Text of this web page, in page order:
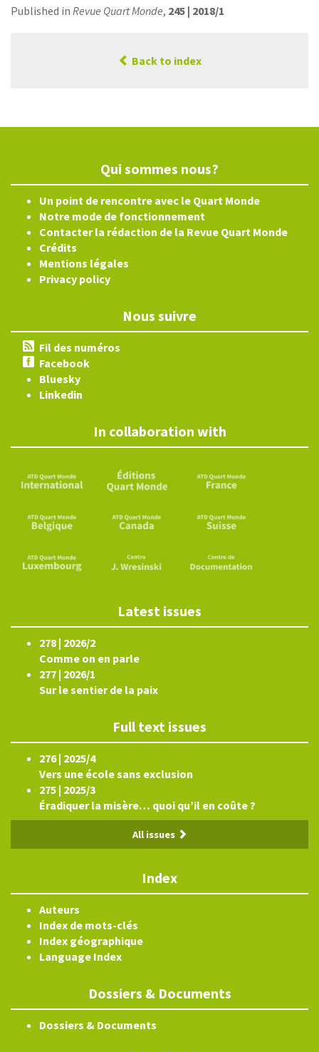
Published in Revue Quart Monde, 245 | 2018/1
Back to index
Qui sommes nous?
Un point de rencontre avec le Quart Monde
Notre mode de fonctionnement
Contacter la rédaction de la Revue Quart Monde
Crédits
Mentions légales
Privacy policy
Nous suivre
Fil des numéros
Facebook
Bluesky
Linkedin
In collaboration with
Latest issues
278 | 2026/2
Comme on en parle
277 | 2026/1
Sur le sentier de la paix
Full text issues
276 | 2025/4
Vers une école sans exclusion
275 | 2025/3
Éradiquer la misère… quoi qu’il en coûte ?
All issues
Index
Auteurs
Index de mots-clés
Index géographique
Language Index
Dossiers & Documents
Dossiers & Documents